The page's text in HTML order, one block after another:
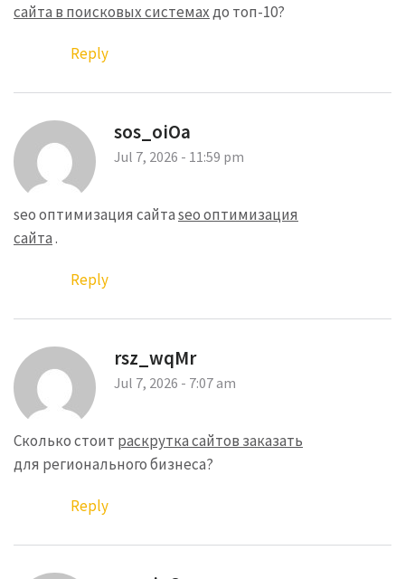
сайта в поисковых системахдо топ-10?
Reply
sos_oiOa
Jul 7, 2026 - 11:59 pm
seo оптимизация сайтаseo оптимизация
сайта.
Reply
rsz_wqMr
Jul 7, 2026 - 7:07 am
Сколько стоит раскрутка сайтов заказать
для регионального бизнеса?
Reply